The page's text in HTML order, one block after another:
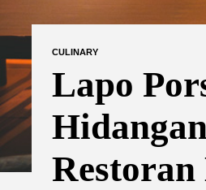
CULINARY
Lapo